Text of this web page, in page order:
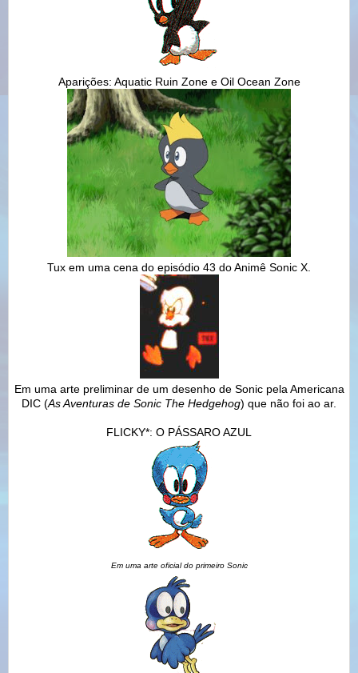
Aparições: Aquatic Ruin Zone e Oil Ocean Zone
Tux em uma cena do episódio 43 do Animê Sonic X.
Em uma arte preliminar de um desenho de Sonic pela Americana
DIC (As Aventuras de Sonic The Hedgehog) que não foi ao ar.
FLICKY*: O PÁSSARO AZUL
Em uma arte oficial do primeiro Sonic